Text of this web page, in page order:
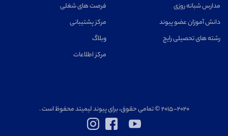
مدارس شبانه روزی
دانش آموزان عضو پیوند
رشته های تحصیلی رایج
فرصت های شغلی
مرکز پشتیبانی
وبلاگ
مرکز اطلاعات
۲۰۱۵-۲۰۲۰ © تمامی حقوق، برای پیوند لیمیتد محفوظ است .